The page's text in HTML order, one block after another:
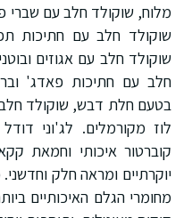
מלוח, שוקולד חלב עם שברי
שוקולד חלב עם חתיכות
שוקולד חלב עם אגוזים
חלב עם חתיכות פאדג'
בטעם חלת דבש, שוקולד חלב
לוז מקורמלים. לג'וני
קוברטור איכותי וחמאת
יוקרתיים ומראה חלק
מחומרי הגלם האיכותיים